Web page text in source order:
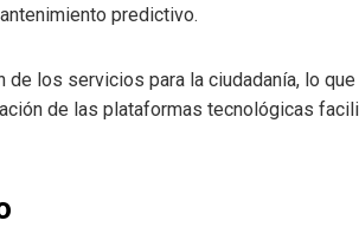
predictivo.
los servicios para la ciudadanía, lo
de las plataformas tecnológicas